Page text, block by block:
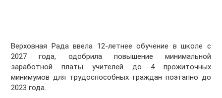
Верховная Рада ввела 12-летнее обучение в школе с
2027 года, одобрила повышение минимальной
заработной платы учителей до 4 прожиточных
минимумов для трудоспособных граждан поэтапно до
2023 года.